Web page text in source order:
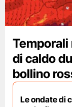
Temporali
di caldo
bollino
Le ondate di